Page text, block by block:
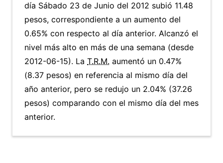
día Sábado 23 de Junio del 2012 subió 11.48
pesos, correspondiente a un aumento del
0.65% con respecto al día anterior. Alcanzó el
nivel más alto en más de una semana (desde
2012-06-15). La T.R.M. aumentó un 0.47%
(8.37 pesos) en referencia al mismo día del
año anterior, pero se redujo un 2.04% (37.26
pesos) comparando con el mismo día del mes
anterior.